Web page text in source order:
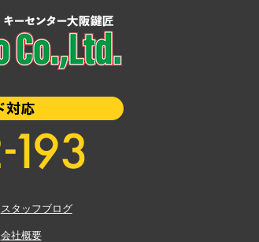
スタッフブログ
会社概要